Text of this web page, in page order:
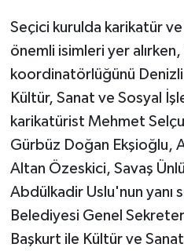
Seçici kurulda karikatür ve
önemli isimleri yer alırken,
koordinatörlüğünü
Kültür, Sanat ve Sosyal
karikatürist Mehmet
Gürbüz Doğan Ekşioğlu,
Altan Özeskici, Savaş
Abdülkadir Uslu'nun yanı
Belediyesi Genel Sekreter
Başkurt ile Kültür ve